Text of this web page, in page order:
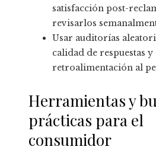
satisfacción post-
revisarlos
Usar auditorías
calidad de respuestas y
retroalimentación al
Herramientas y
prácticas para el
consumidor